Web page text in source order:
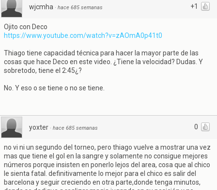
+1
wjcmha · hace 685 semanas
Ojito con Deco
https://www.youtube.com/watch?v=zAOmA0p41t0
Thiago tiene capacidad técnica para hacer la mayor parte de las
cosas que hace Deco en este video. ¿Tiene la velocidad? Dudas. Y
sobretodo, tiene el 2:45¿?
No. Y eso o se tiene o no se tiene.
0
yoxter · hace 685 semanas
no vi ni un segundo del torneo, pero thiago vuelve a mostrar una vez
mas que tiene el gol en la sangre y solamente no consigue mejores
números porque insisten en ponerlo lejos del area, cosa que al chico
le sienta fatal. definitivamente lo mejor para el chico es salir del
barcelona y seguir creciendo en otra parte,donde tenga minutos,